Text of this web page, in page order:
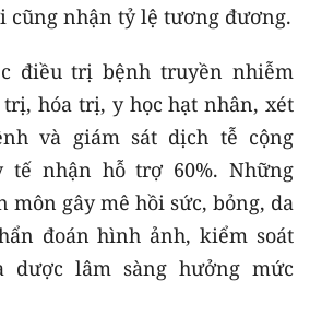
cũng nhận tỷ lệ tương đương.
điều trị bệnh truyền nhiễm
hóa trị, y học hạt nhân, xét
và giám sát dịch tễ cộng
tế nhận hỗ trợ 60%. Những
môn gây mê hồi sức, bỏng, da
đoán hình ảnh, kiểm soát
dược lâm sàng hưởng mức